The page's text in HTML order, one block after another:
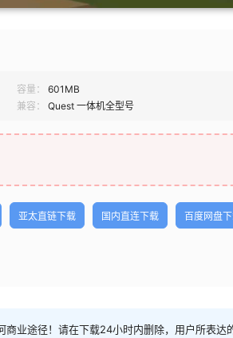
容量：
601MB
兼容： Quest 一体机全型号
亚太直链下载 国内直连下载 百度网盘
业途径！请在下载24小时内删除，用户所表达